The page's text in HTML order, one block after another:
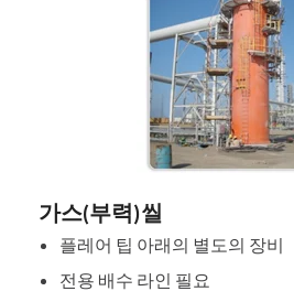
가스(부력)씰
플레어 팁 아래의 별도의 장비
전용 배수 라인 필요